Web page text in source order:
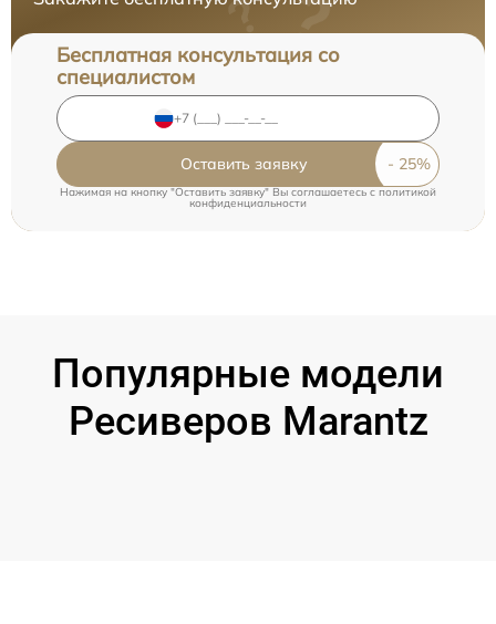
Бесплатная консультация со
специалистом
Оставить заявку
Нажимая на кнопку "Оставить заявку" Вы соглашаетесь cполитикой
конфиденциальности
Популярные модели
Ресиверов Marantz